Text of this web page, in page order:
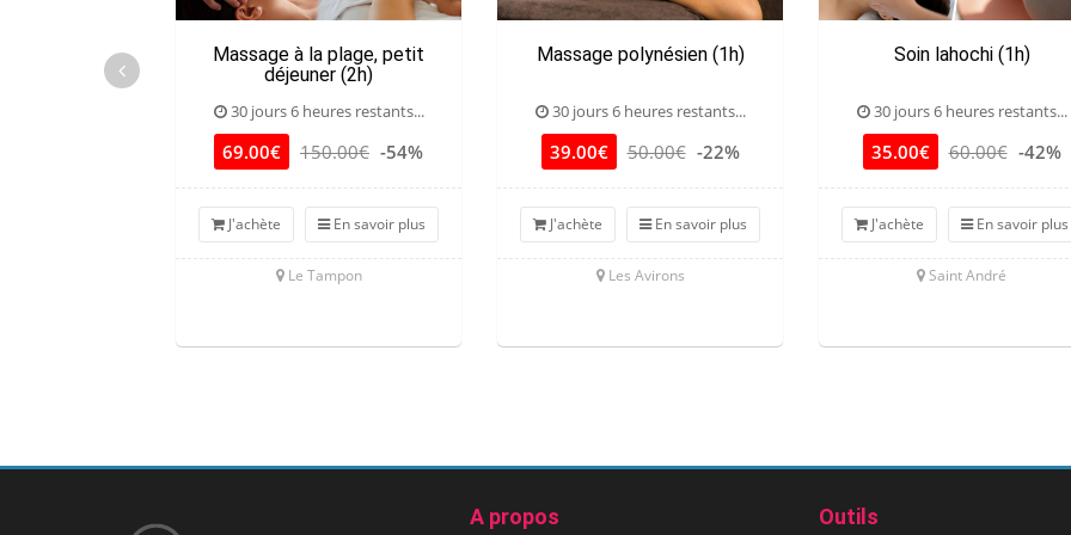
Massage à la plage, petit
déjeuner (2h)
30 jours 6 heures restants...
69.00€ 150.00€ -54%
J'achète En savoir plus
Le Tampon
Massage polynésien (1h)
30 jours 6 heures restants...
39.00€ 50.00€ -22%
J'achète En savoir plus
Les Avirons
Soin lahochi (1h)
30 jours 6 heures restants...
35.00€ 60.00€ -42%
J'achète En savoir plus
Saint André
A propos Outils